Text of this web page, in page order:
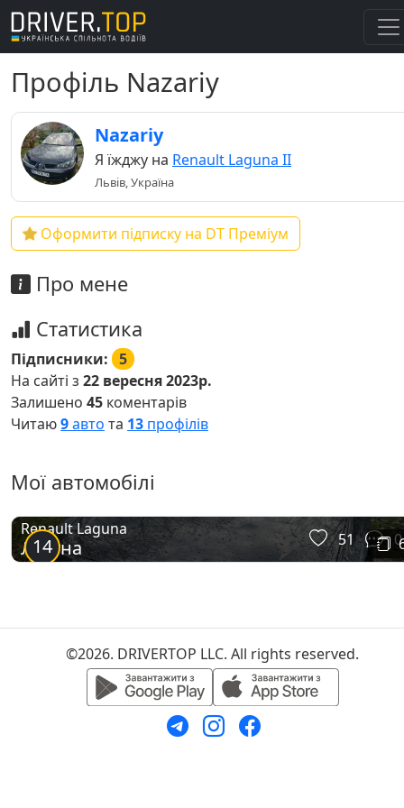
Профіль Nazariy
Nazariy
Я їжджу на Renault Laguna II
Львів, Україна
Оформити підписку на DT Преміум
Про мене
Статистика
Підписники: 5
На сайті з 22 вересня 2023р.
Залишено 45 коментарів
Читаю9авто та 13 профілів
Мої автомобілі
14
Renault Laguna
Лагуна 51 0
©2026. DRIVERTOP LLC. All rights reserved.